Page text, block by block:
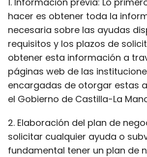
hacer es obtener toda la
necesaria sobre las ayudas
requisitos y los plazos de
obtener esta información a
páginas web de las
encargadas de otorgar estas
el Gobierno de Castilla-La
2. Elaboración del plan de
solicitar cualquier ayuda o
fundamental tener un plan de